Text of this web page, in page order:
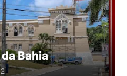
Bahia